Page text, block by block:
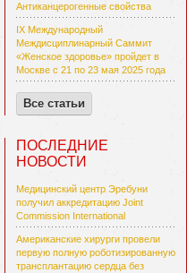
Антиканцерогенные свойства
IX Международный
Междисциплинарный Саммит
«Женское здоровье» пройдет в
Москве с 21 по 23 мая 2025 года
Все статьи
ПОСЛЕДНИЕ
НОВОСТИ
Медицинский центр Эребуни
получил аккредитацию Joint
Commission International
Американские хирурги провели
первую полную роботизированную
трансплантацию сердца без